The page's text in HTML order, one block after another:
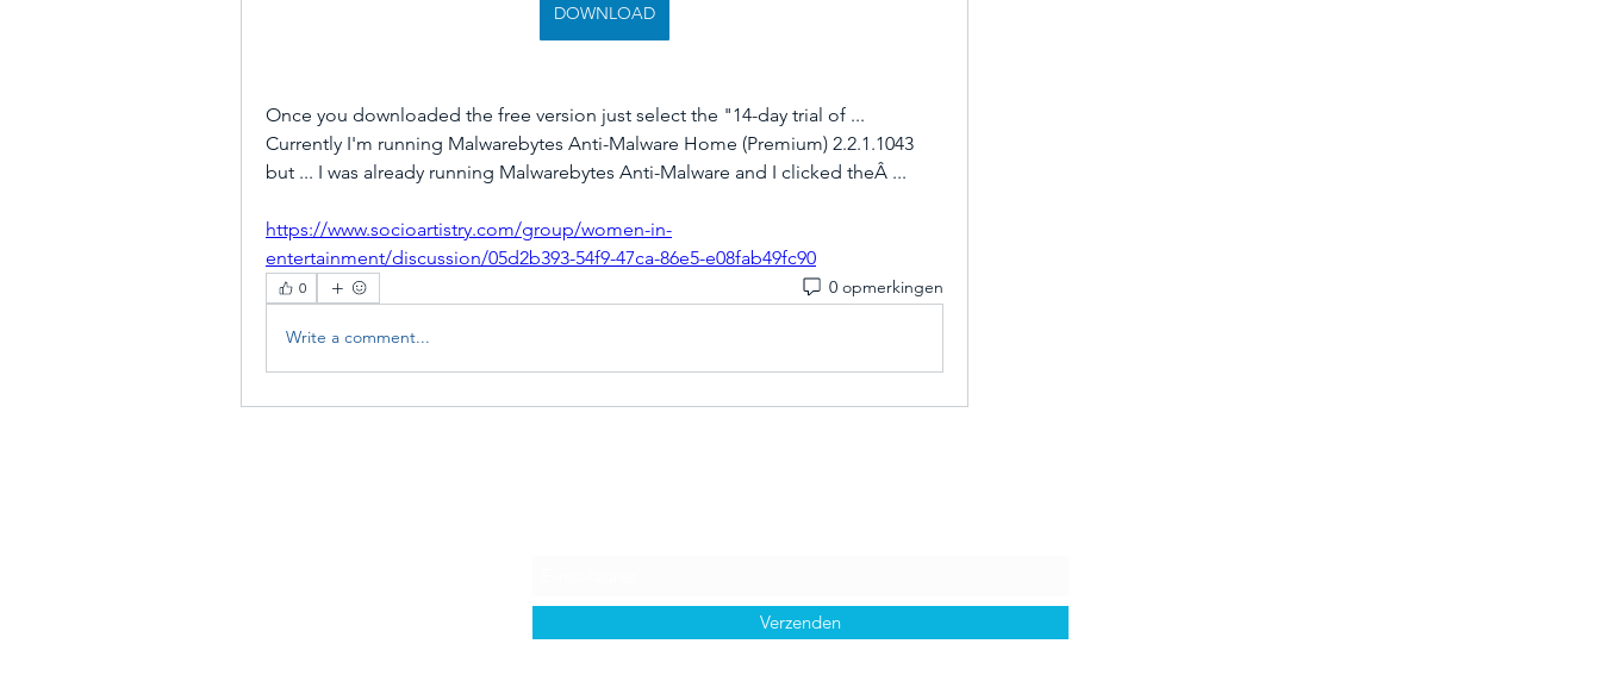
DOWNLOAD
Once you downloaded the free version just select the "14-day trial of ...
Currently I'm running Malwarebytes Anti-Malware Home (Premium) 2.2.1.1043
but ... I was already running Malwarebytes Anti-Malware and I clicked theÂ ...
https://www.socioartistry.com/group/women-in-
entertainment/discussion/05d2b393-54f9-47ca-86e5-e08fab49fc90
0 0 opmerkingen
Write a comment...
Verzenden